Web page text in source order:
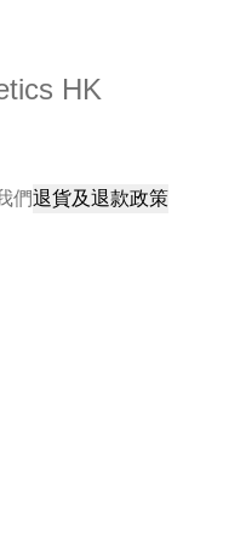
HK
們退貨及退款政策